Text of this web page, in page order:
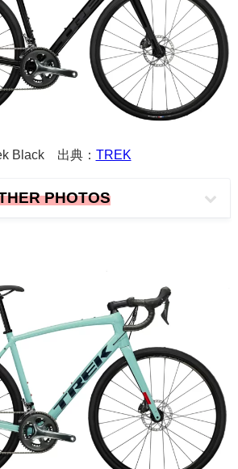
Black 出典： TREK
PHOTOS